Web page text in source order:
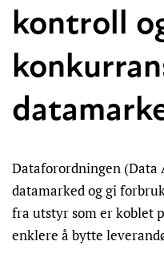
kontroll
Dataforordningen (Data
datamarked og gi
fra utstyr som er koblet
enklere å bytte